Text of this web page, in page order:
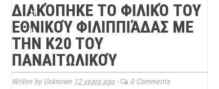
n
u
ΔΙΑΚΌΠΗΚΕ ΤΟ ΦΙΛΙΚΌ ΤΟΥ
ΕΘΝΙΚΟΎ ΦΙΛΙΠΠΙΆΔΑΣ ΜΕ
ΤΗΝ Κ20 ΤΟΥ
ΠΑΝΑΙΤΩΛΙΚΟΎ
Writen by Unknown 12 years ago- 0 Comments